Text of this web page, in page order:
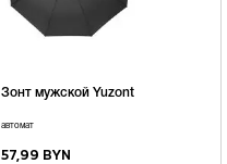
Зонт мужской Yuzont
автомат
57,99 BYN